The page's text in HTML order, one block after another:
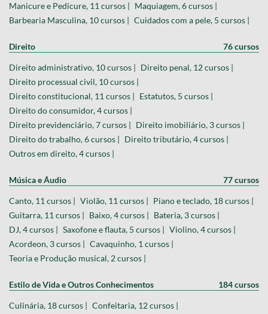
Manicure e Pedicure, 11 cursos | Maquiagem, 6 cursos |
Barbearia Masculina, 10 cursos | Cuidados com a pele, 5 cursos |
Direito 76 cursos
Direito administrativo, 10 cursos | Direito penal, 12 cursos |
Direito processual civil, 10 cursos |
Direito constitucional, 11 cursos | Estatutos, 5 cursos |
Direito do consumidor, 4 cursos |
Direito previdenciário, 7 cursos | Direito imobiliário, 3 cursos |
Direito do trabalho, 6 cursos | Direito tributário, 4 cursos |
Outros em direito, 4 cursos |
Música e Áudio 77 cursos
Canto, 11 cursos | Violão, 11 cursos | Piano e teclado, 18 cursos |
Guitarra, 11 cursos | Baixo, 4 cursos | Bateria, 3 cursos |
DJ, 4 cursos | Saxofone e flauta, 5 cursos | Violino, 4 cursos |
Acordeon, 3 cursos | Cavaquinho, 1 cursos |
Teoria e Produção musical, 2 cursos |
Estilo de Vida e Outros Conhecimentos 184 cursos
Culinária, 18 cursos | Confeitaria, 12 cursos |